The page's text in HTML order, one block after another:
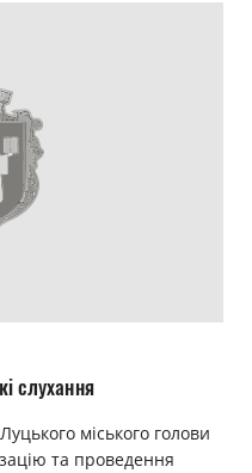
громадські слухання
міського голови
та проведення